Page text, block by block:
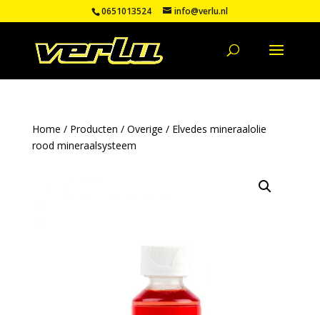
0651013524 info@verlu.nl
Home / Producten / Overige / Elvedes mineraalolie
rood mineraalsysteem